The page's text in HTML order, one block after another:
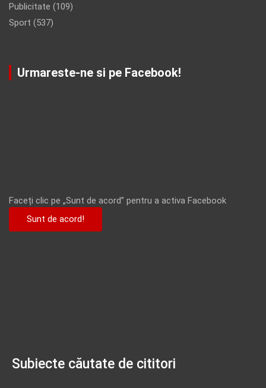
Publicitate (109)
Sport (537)
Urmareste-ne si pe Facebook!
Faceți clic pe „Sunt de acord” pentru a activa Facebook
Sunt de acord!
Subiecte căutate de cititori